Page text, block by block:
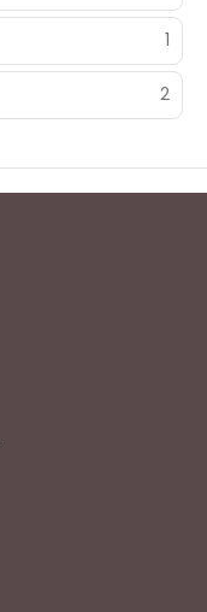
1
2